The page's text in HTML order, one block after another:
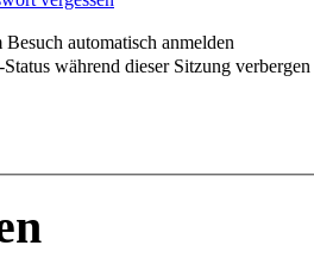
automatisch anmelden
während dieser Sitzung verbergen